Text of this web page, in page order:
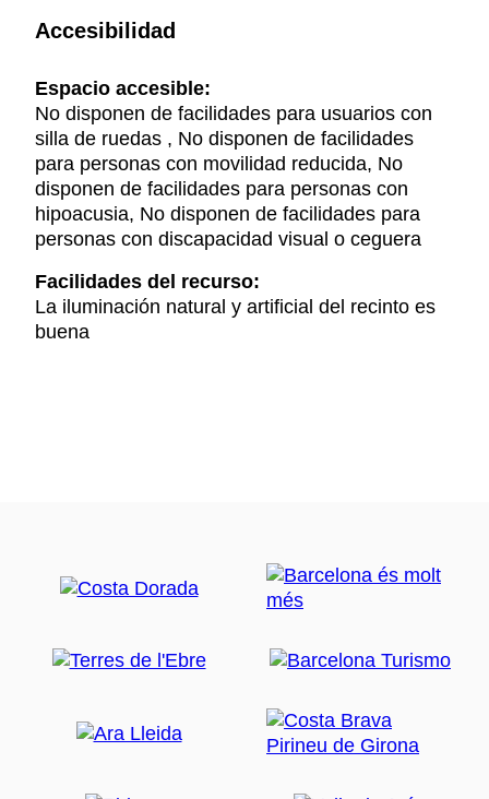
Accesibilidad
Espacio accesible:
No disponen de facilidades para usuarios con
silla de ruedas , No disponen de facilidades
para personas con movilidad reducida, No
disponen de facilidades para personas con
hipoacusia, No disponen de facilidades para
personas con discapacidad visual o ceguera
Facilidades del recurso:
La iluminación natural y artificial del recinto es
buena